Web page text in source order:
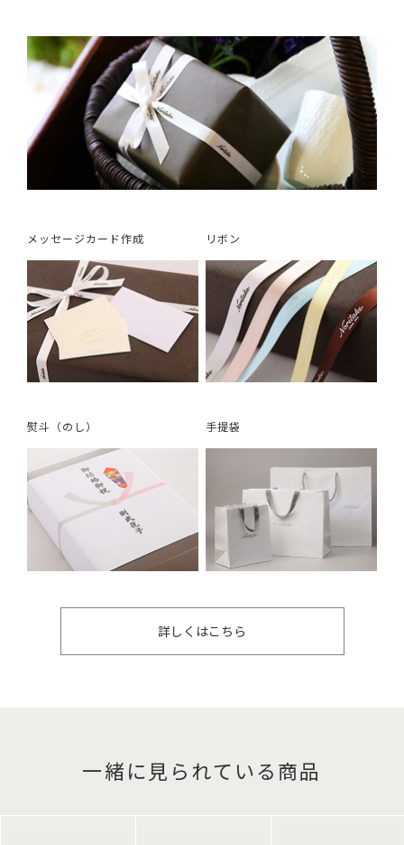
メッセージカード作成 リボン
熨斗（のし） 手提袋
詳しくはこちら
一緒に見られている商品